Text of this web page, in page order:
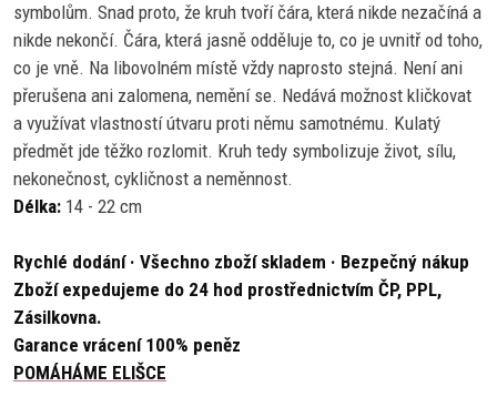
symbolům. Snad proto, že kruh tvoří čára, která nikde nezačíná a
nikde nekončí. Čára, která jasně odděluje to, co je uvnitř od toho,
co je vně. Na libovolném místě vždy naprosto stejná. Není ani
přerušena ani zalomena, nemění se. Nedává možnost kličkovat
a využívat vlastností útvaru proti němu samotnému. Kulatý
předmět jde těžko rozlomit. Kruh tedy symbolizuje život, sílu,
nekonečnost, cykličnost a neměnnost.
Délka: 14 - 22 cm
Rychlé dodání · Všechno zboží skladem · Bezpečný nákup
Zboží expedujeme do 24 hod prostřednictvím ČP, PPL,
Zásilkovna.
Garance vrácení 100% peněz
POMÁHÁME ELIŠCE